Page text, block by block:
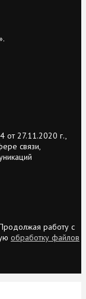
27.11.2020 г.,
связи,
работу с
обработку файлов